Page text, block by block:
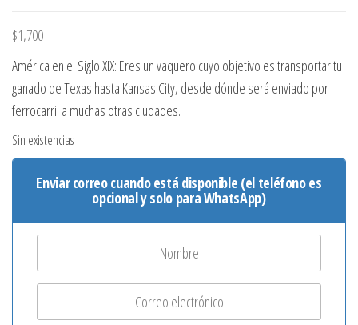
$1,700
América en el Siglo XIX: Eres un vaquero cuyo objetivo es transportar tu
ganado de Texas hasta Kansas City, desde dónde será enviado por
ferrocarril a muchas otras ciudades.
Sin existencias
Enviar correo cuando está disponible (el teléfono es
opcional y solo para WhatsApp)